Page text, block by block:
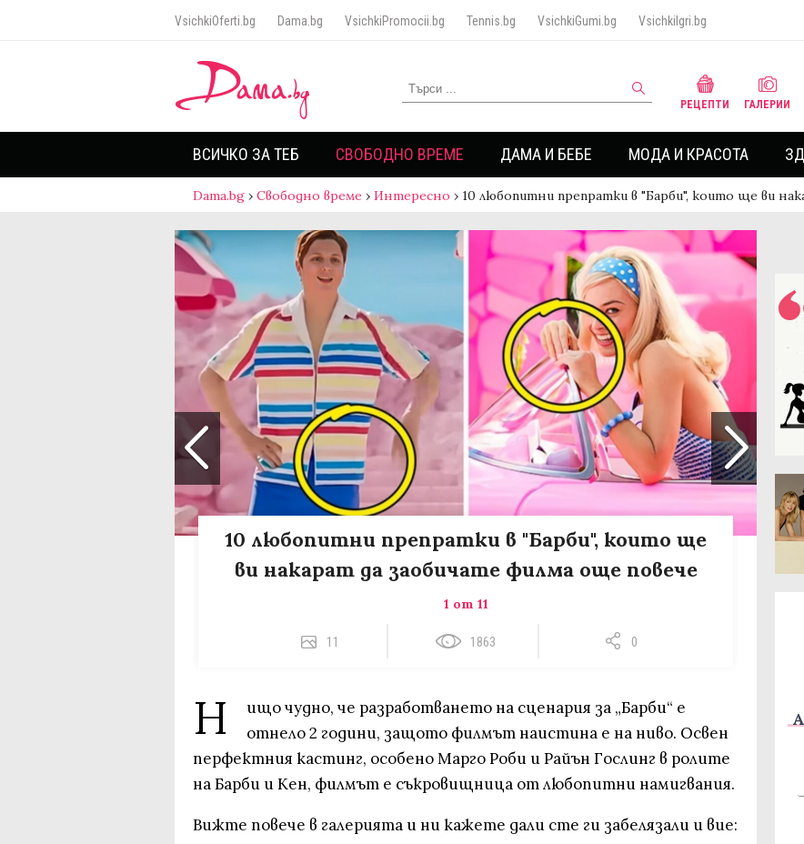
VsichkiOferti.bg Dama.bg VsichkiPromocii.bg Tennis.bg VsichkiGumi.bg VsichkiIgri.bg
РЕЦЕПТИ ГАЛЕРИИ
ВСИЧКО ЗА ТЕБ СВОБОДНО ВРЕМЕ ДАМА И БЕБЕ МОДА И КРАСОТА
Dama.bg › Свободно време › Интересно › 10 любопитни препратки в "Барби", които ще ви
10 любопитни препратки в "Барби", които ще
ви накарат да заобичате филма още повече
1 от 11
11 1863 0
Н
ищо чудно, че разработването на сценария за „Барби“ е
отнело 2 години, защото филмът наистина е на ниво. Освен
перфектния кастинг, особено Марго Роби и Райън Гослинг в ролите
на Барби и Кен, филмът е съкровищница от любопитни намигвания.
Вижте повече в галерията и ни кажете дали сте ги забелязали и вие: